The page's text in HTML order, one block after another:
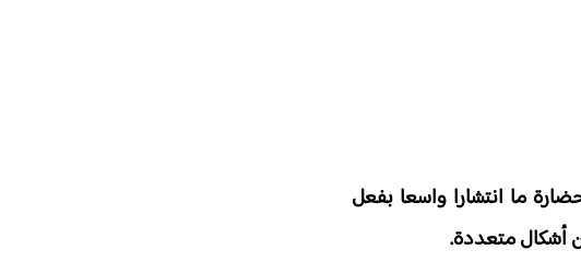
ما انتشارا واسعا بفعل
أشكال متعددة.